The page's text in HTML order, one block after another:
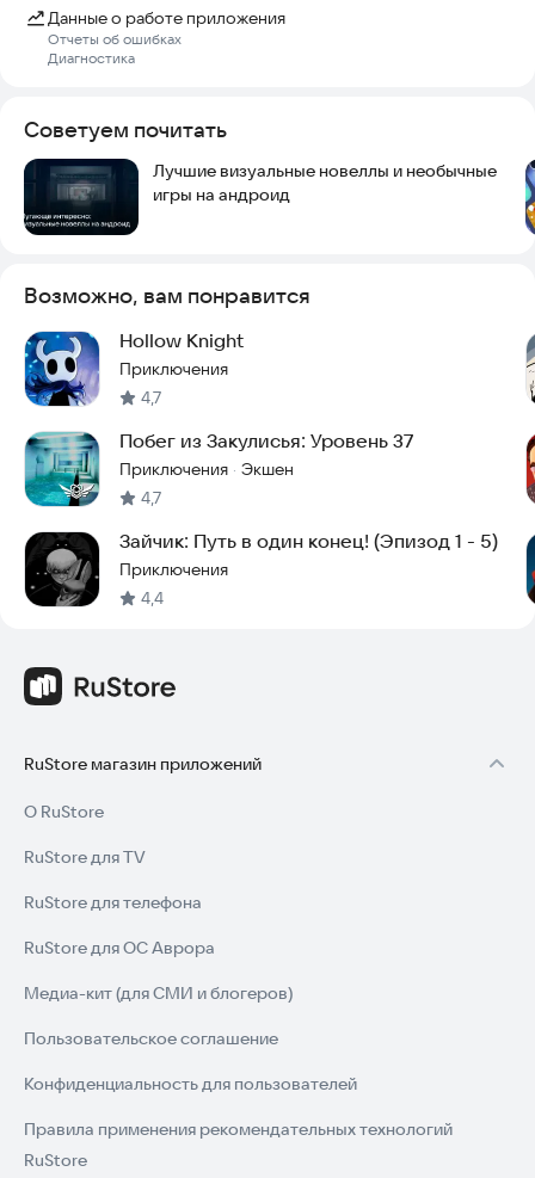
Данные о работе приложения
Отчеты об ошибках
Диагностика
Советуем почитать
Лучшие визуальные новеллы и необычные
игры на андроид
Возможно, вам понравится
Hollow Knight
Приключения
4,7
Побег из Закулисья: Уровень 37
Приключения · Экшен
4,7
Зайчик: Путь в один конец! (Эпизод 1 - 5)
Приключения
4,4
RuStore магазин приложений
О RuStore
RuStore для TV
RuStore для телефона
RuStore для ОС Аврора
Медиа-кит (для СМИ и блогеров)
Пользовательское соглашение
Конфиденциальность для пользователей
Правила применения рекомендательных технологий
RuStore